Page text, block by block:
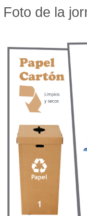
Foto de la